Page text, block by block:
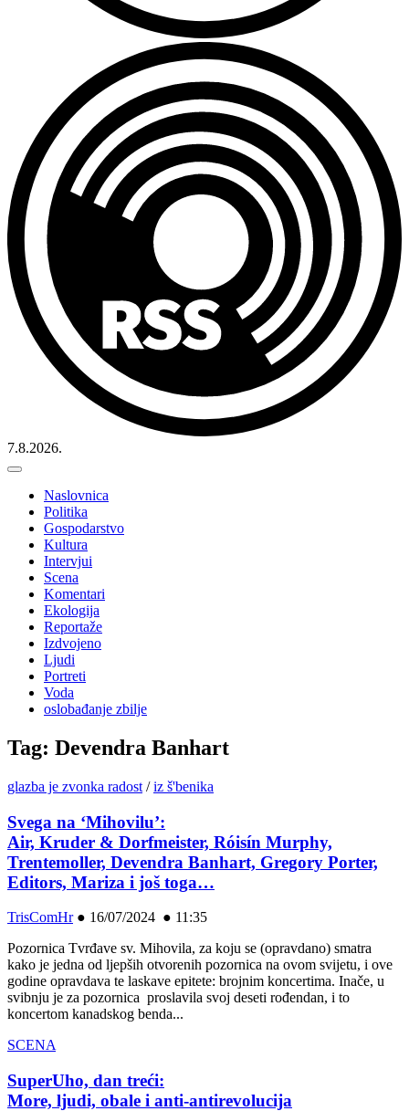
7.8.2026.
Naslovnica
Politika
Gospodarstvo
Kultura
Intervjui
Scena
Komentari
Ekologija
Reportaže
Izdvojeno
Ljudi
Portreti
Voda
oslobađanje zbilje
Tag: Devendra Banhart
glazba je zvonka radost /iz š'benika
Svega na ‘Mihovilu’:
Air, Kruder & Dorfmeister, Róisín Murphy,
Trentemoller, Devendra Banhart, Gregory Porter,
Editors, Mariza i još toga…
TrisComHr● 16/07/2024 ● 11:35
Pozornica Tvrđave sv. Mihovila, za koju se (opravdano) smatra
kako je jedna od ljepših otvorenih pozornica na ovom svijetu, i ove
godine opravdava te laskave epitete: brojnim koncertima. Inače, u
svibnju je za pozornica proslavila svoj deseti rođendan, i to
koncertom kanadskog benda...
SCENA
SuperUho, dan treći:
More, ljudi, obale i anti-antirevolucija